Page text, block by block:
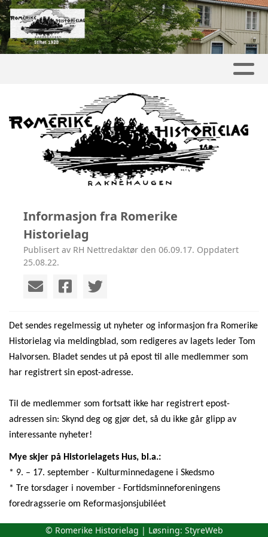
Informasjon fra Romerike
Historielag
Publisert av RH Nettredaktør den 06.09.17. Oppdatert
25.08.22.
Det sendes regelmessig ut nyheter og informasjon fra Romerike
Historielag via meldingblad, som redigeres av lagets leder Tom
Halvorsen. Bladet sendes ut på epost til alle medlemmer som
har registrert sin epost-adresse.
Til de medlemmer som fortsatt ikke har registrert epost-
adressen sin: Skynd deg og gjør det, så du ikke går glipp av
interessante nyheter!
Mye skjer på Historielagets Hus, bl.a.:
* 9. – 17. september - Kulturminnedagene i Skedsmo
* Tre torsdager i november - Fortidsminneforeningens
foredragsserie om Reformasjonsjubiléet
Følg med på Facebook!
© Romerike Historielag | Løsning: StyreWeb